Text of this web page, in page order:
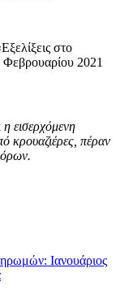
στο
Φεβρουαρίου 2021
η εισερχόμενη
κρουαζιέρες, πέραν
Ιανουάριος